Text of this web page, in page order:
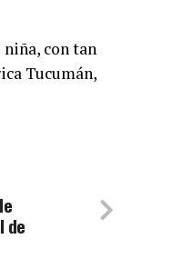
con tan
Tucumán,
de